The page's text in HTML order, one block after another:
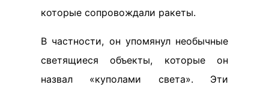
которые сопровождали ракеты.
В частности, он упомянул необычные
светящиеся объекты, которые он
назвал «куполами света». Эти